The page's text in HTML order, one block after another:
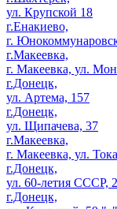
ул. Крупской 18
г.Енакиево,
г.
г.Макеевка,
г. Макеевка, ул.
г.Донецк,
ул. Артема, 157
г.Донецк,
ул. Щипачева, 37
г.Макеевка,
г. Макеевка, ул.
г.Донецк,
ул. 60-летия СССР,
г.Донецк,